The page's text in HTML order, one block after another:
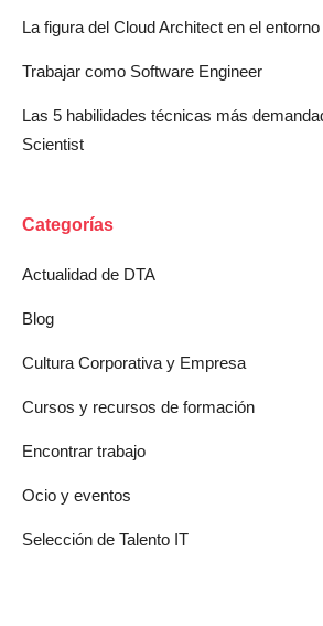
La figura del Cloud Architect en el entorno
Trabajar como Software Engineer
Las 5 habilidades técnicas más
Scientist
Categorías
Actualidad de DTA
Blog
Cultura Corporativa y Empresa
Cursos y recursos de formación
Encontrar trabajo
Ocio y eventos
Selección de Talento IT